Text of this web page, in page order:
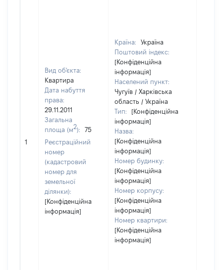
1
Вид об'єкта:
Квартира
Дата набуття
права:
29.11.2011
Загальна
площа (м2):
75
Реєстраційний
номер
(кадастровий
номер для
земельної
ділянки):
[Конфіденційна
інформація]
Країна:
Україна
Поштовий індекс:
[Конфіденційна
інформація]
Населений пункт:
Чугуїв / Харківська
область / Україна
Тип:
[Конфіденційна
інформація]
Назва:
[Конфіденційна
інформація]
Номер будинку:
[Конфіденційна
інформація]
Номер корпусу:
[Конфіденційна
інформація]
Номер квартири:
[Конфіденційна
інформація]